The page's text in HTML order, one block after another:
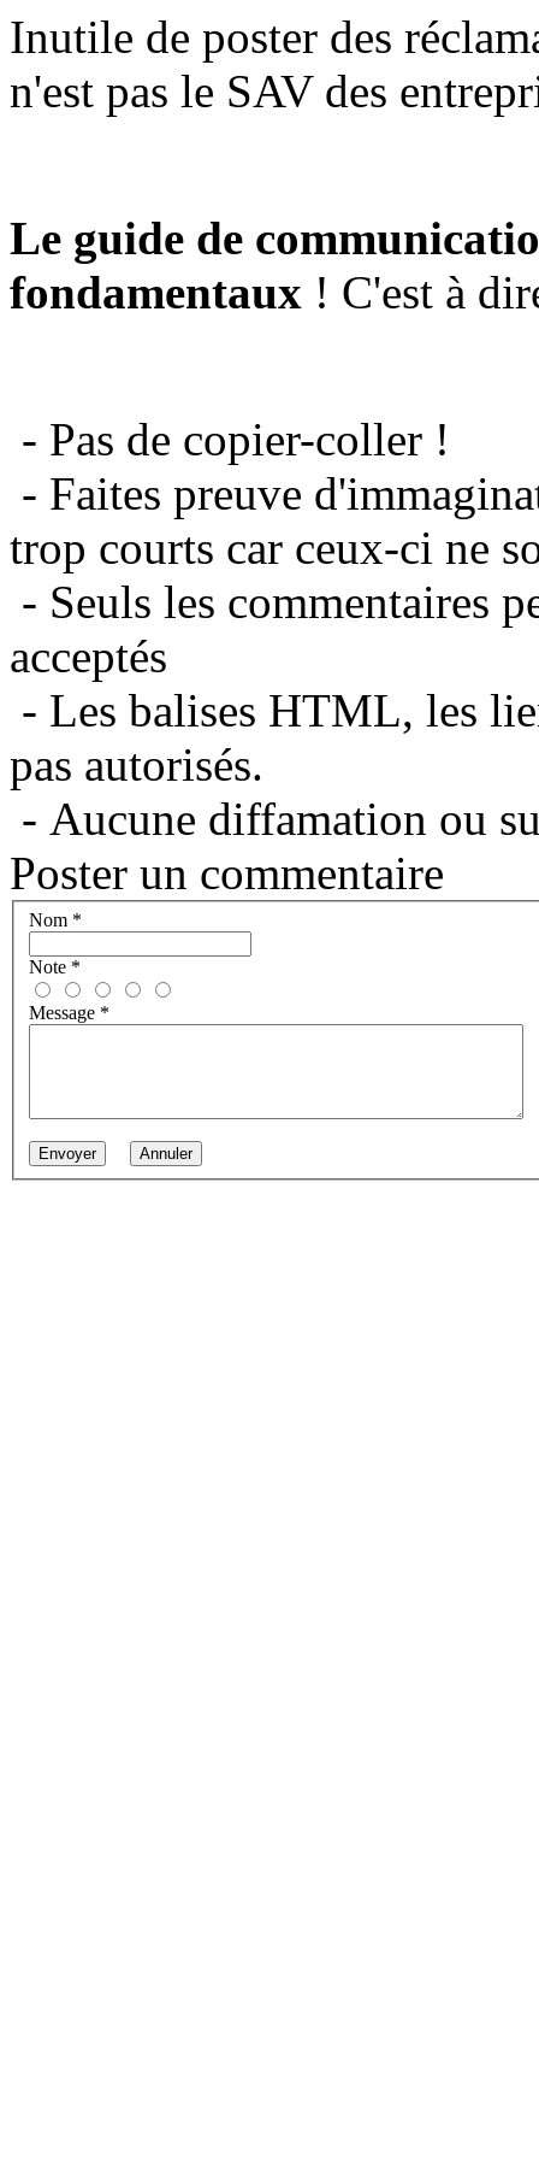
Inutile de poster des
n'est pas le SAV des
Le guide de
fondamentaux ! C'est à
- Pas de copier-coller !
- Faites preuve
trop courts car ceux-ci ne
- Seuls les commentaires
acceptés
- Les balises HTML, les
pas autorisés.
- Aucune diffamation ou
Poster un commentaire
Nom *
Note *
Message *